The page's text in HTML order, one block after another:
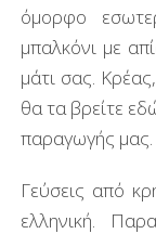
όμορφο
μπαλκόνι με
μάτι σας.
θα τα βρείτε
παραγωγής μας.
Γεύσεις από
ελληνική.